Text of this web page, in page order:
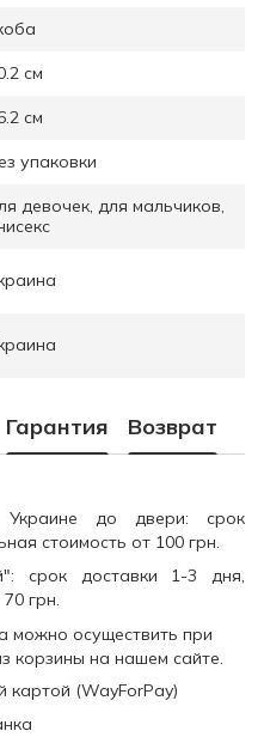
см
см
упаковки
девочек, для мальчиков,
Гарантия Возврат
до двери: срок
стоимость от 100 грн.
срок доставки 1-3 дня,
грн.
можно осуществить при
корзины на нашем сайте.
картой (WayForPay)